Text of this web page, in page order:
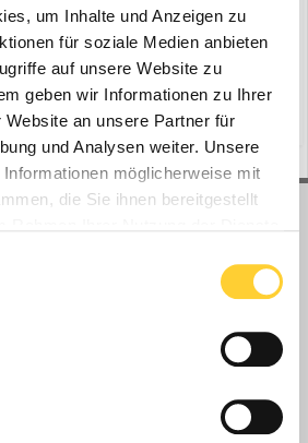
um Inhalte und Anzeigen zu
für soziale Medien anbieten
auf unsere Website zu
geben wir Informationen zu Ihrer
Website an unsere Partner für
und Analysen weiter. Unsere
möglicherweise mit
die Sie ihnen bereitgestellt
ist das jüngste Kind der PERI UP
ergänzte eine Cladding
PERI UP Gerüstlösung beim Bau eines
Artikel (05.07.2024): PERI
m lange, isolie...